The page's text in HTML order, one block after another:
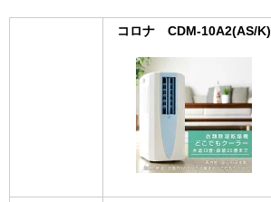
コロナ CDM-10A2(AS/K)